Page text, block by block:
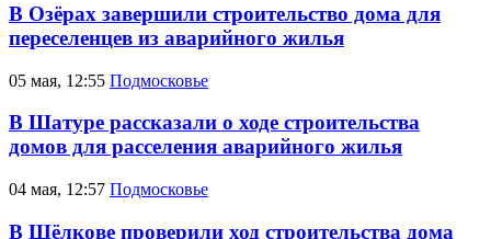
В Озёрах завершили строительство дома для
переселенцев из аварийного жилья
05 мая, 12:55 Подмосковье
В Шатуре рассказали о ходе строительства
домов для расселения аварийного жилья
04 мая, 12:57 Подмосковье
В Щёлкове проверили ход строительства дома